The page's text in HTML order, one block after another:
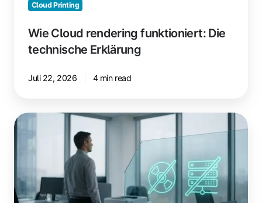
Cloud Printing
Wie Cloud rendering funktioniert: Die
technische Erklärung
Juli 22, 2026 4 min read
Warum
Teams
ezeep
entscheiden: